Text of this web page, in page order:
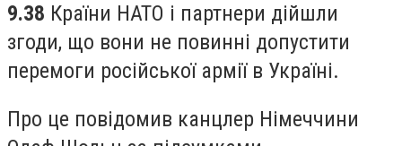
9.38 Країни НАТО і партнери дійшли
згоди, що вони не повинні допустити
перемоги російської армії в Україні.
Про це повідомив канцлер Німеччини